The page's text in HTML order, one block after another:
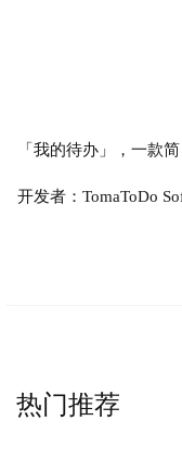
「我的待办」，一款简
开发者：TomaToDo
热门推荐